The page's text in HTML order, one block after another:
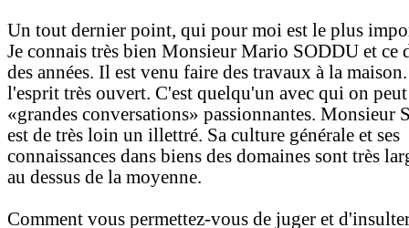
Un tout dernier point, qui pour moi est le plus
Je connais très bien Monsieur Mario SODDU et ce
des années. Il est venu faire des travaux à la
l'esprit très ouvert. C'est quelqu'un avec qui on
«grandes conversations» passionnantes. Monsieur
est de très loin un illettré. Sa culture générale et ses
connaissances dans biens des domaines sont très
au dessus de la moyenne.
Comment vous permettez-vous de juger et